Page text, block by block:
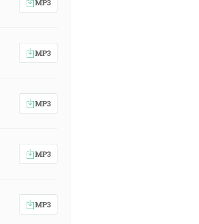
MP3
MP3
MP3
MP3